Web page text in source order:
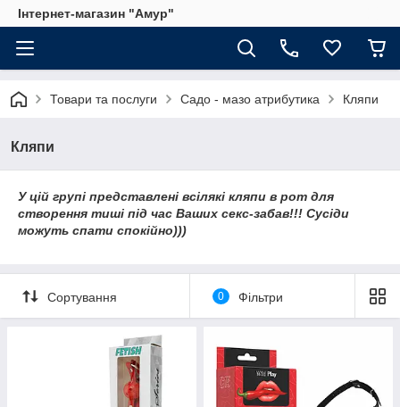
Інтернет-магазин "Амур"
Товари та послуги Садо - мазо атрибутика Кляпи
Кляпи
У цій групі представлені всілякі кляпи в рот для
створення тиші під час Ваших секс-забав!!! Сусіди
можуть спати спокійно)))
Сортування 0 Фільтри